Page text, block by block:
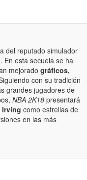
del reputado simulador
. En esta secuela se ha
mejorado gráficos,
con su tradición
grandes jugadores de
NBA 2K18 presentará
Irving como estrellas de
en las más